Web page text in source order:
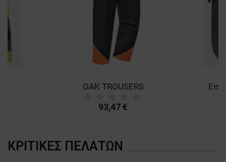
OAK TROUSERS
93,47 €
ΚΡΙΤΙΚΈΣ ΠΕΛΑΤΏΝ
ΜΗ ΤΑΞΙΝΟΜΗΜΈΝΑ